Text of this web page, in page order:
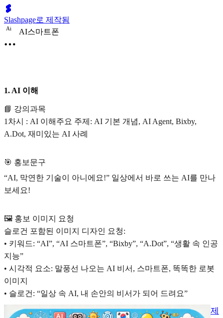
Slashpage로 제작됨
Ai AI스마트폰
1. AI 이해
📘 강의과목
1차시 : AI 이해주요 주제: AI 기본 개념, AI Agent, Bixby,
A.Dot, 재미있는 AI 사례
🎯 홍보문구
“AI, 막연한 기술이 아니에요!” 일상에서 바로 쓰는 AI를 만나
보세요!
🖼️ 홍보 이미지 요청
슬로건 포함된 이미지 디자인 요청:
• 키워드: “AI”, “AI 스마트폰”, “Bixby”, “A.Dot”, “생활 속 인공
지능”
• 시각적 요소: 말풍선 나오는 AI 비서, 스마트폰, 똑똑한 로봇
이미지
• 슬로건: “일상 속 AI, 내 손안의 비서가 되어 드려요”
제